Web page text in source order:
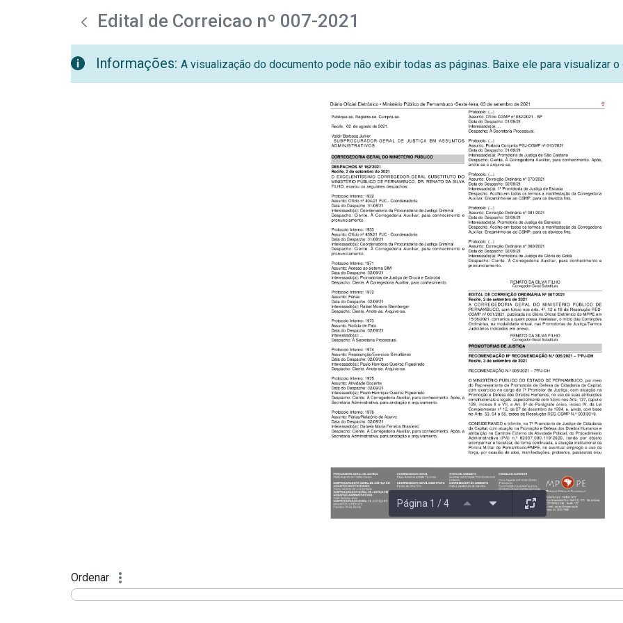
Pular para o Conteúdo principal
teste descricaoEdital de Correicao nº 007-2021
Informações: A visualização do documento pode não exibir todas as páginas. Baixe ele para visualizar
Página 1 / 4
Ordenar